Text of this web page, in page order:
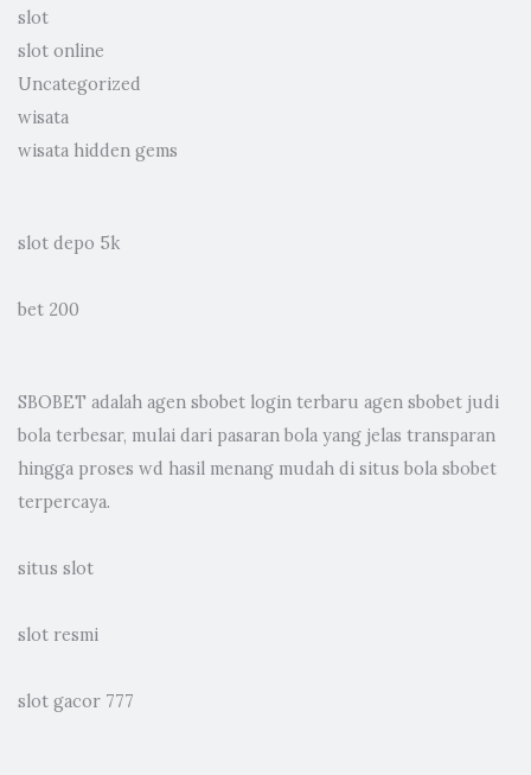
slot
slot online
Uncategorized
wisata
wisata hidden gems
slot depo 5k
bet 200
SBOBET adalah agen sbobet login terbaru agen sbobet judi
bola terbesar, mulai dari pasaran bola yang jelas transparan
hingga proses wd hasil menang mudah di situs bola sbobet
terpercaya.
situs slot
slot resmi
slot gacor 777